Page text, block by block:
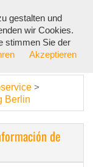
>
Berlin
de
gestalten und
wir Cookies.
stimmen Sie der
Akzeptieren